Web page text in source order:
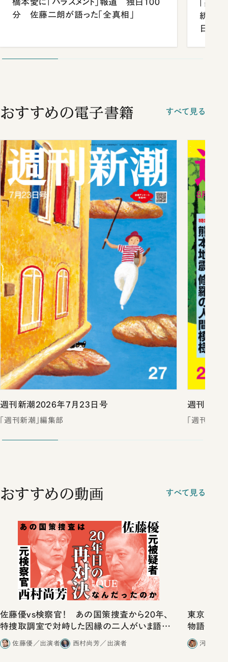
橋本愛に「ハラスメント」報道 独白100
分 佐藤二朗が語った「全真相」
「楽し
統領と
日米
おすすめの電子書籍 すべて見る
週刊新潮2026年7月23日号
「週刊新潮」編集部
週刊新潮
「週刊新潮
おすすめの動画 すべて見る
佐藤優vs検察官！ あの国策捜査から20年、
特捜取調室で対峙した因縁の二人がいま語り
合ったこと
佐藤優／出演者 西村尚芳／出演者
東京は都
物語」に
河野有